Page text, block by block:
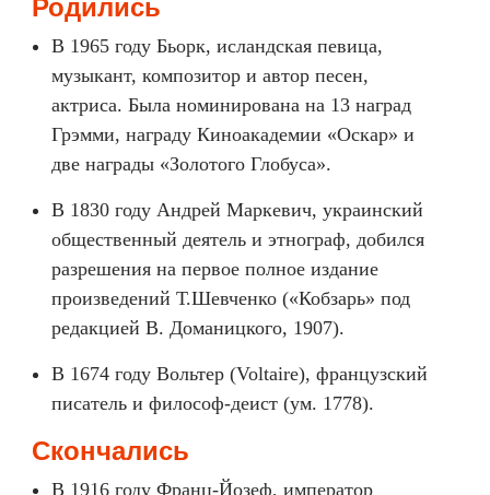
Родились
В 1965 году Бьорк, исландская певица,
музыкант, композитор и автор песен,
актриса. Была номинирована на 13 наград
Грэмми, награду Киноакадемии «Оскар» и
две награды «Золотого Глобуса».
В 1830 году Андрей Маркевич, украинский
общественный деятель и этнограф, добился
разрешения на первое полное издание
произведений Т.Шевченко («Кобзарь» под
редакцией В. Доманицкого, 1907).
В 1674 году Вольтер (Voltaire), французский
писатель и философ-деист (ум. 1778).
Скончались
В 1916 году Франц-Йозеф, император